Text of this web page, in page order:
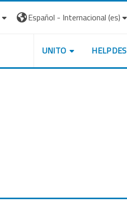
Español - Internacional ‎(es)‎
UNITO